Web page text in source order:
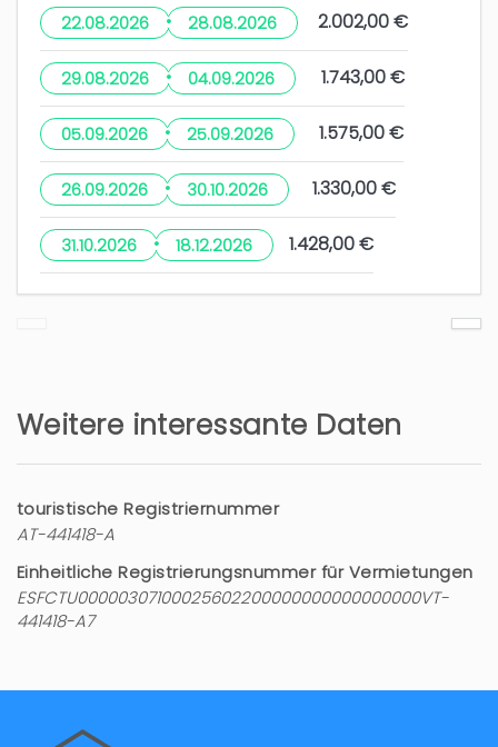
22.08.2026 · 28.08.2026 2.002,00 €
29.08.2026 · 04.09.2026 1.743,00 €
05.09.2026 · 25.09.2026 1.575,00 €
26.09.2026 · 30.10.2026 1.330,00 €
31.10.2026 · 18.12.2026 1.428,00 €
Weitere interessante Daten
touristische Registriernummer
AT-441418-A
Einheitliche Registrierungsnummer für Vermietungen
ESFCTU00000307100025602200000000000000000VT-
441418-A7